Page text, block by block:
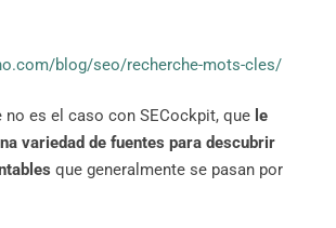
blog/seo/recherche-mots-cles/
no es el caso con SECockpit, que le
variedad de fuentes para descubrir
que generalmente se pasan por